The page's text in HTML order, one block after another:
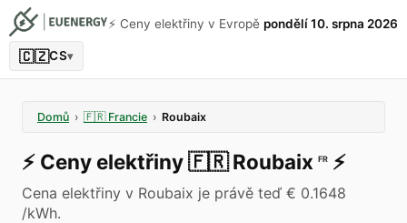
⚡️ Ceny elektřiny v Evropě pondělí 10. srpna 2026
🇨🇿CS▾
Domů › 🇫🇷 Francie › Roubaix
⚡️ Ceny elektřiny🇫🇷 Roubaix FR ⚡️
Cena elektřiny v Roubaix je právě teď € 0.1648
/kWh.